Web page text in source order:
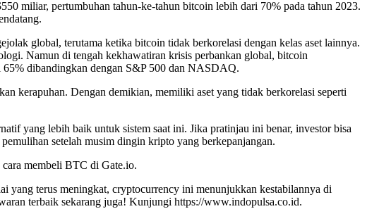
miliar, pertumbuhan tahun-ke-tahun bitcoin lebih dari 70% pada tahun 2023.
global, terutama ketika bitcoin tidak berkorelasi dengan kelas aset lainnya.
Namun di tengah kekhawatiran krisis perbankan global, bitcoin
65% dibandingkan dengan S&P 500 dan NASDAQ.
kerapuhan. Dengan demikian, memiliki aset yang tidak berkorelasi seperti
yang lebih baik untuk sistem saat ini. Jika pratinjau ini benar, investor bisa
setelah musim dingin kripto yang berkepanjangan.
membeli BTC di Gate.io.
yang terus meningkat, cryptocurrency ini menunjukkan kestabilannya di
terbaik sekarang juga! Kunjungi https://www.indopulsa.co.id.